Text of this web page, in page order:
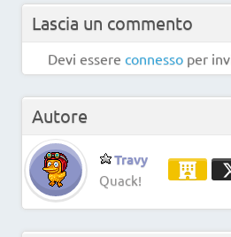
Lascia un commento
Devi essere connesso per
Autore
Travy
Quack!